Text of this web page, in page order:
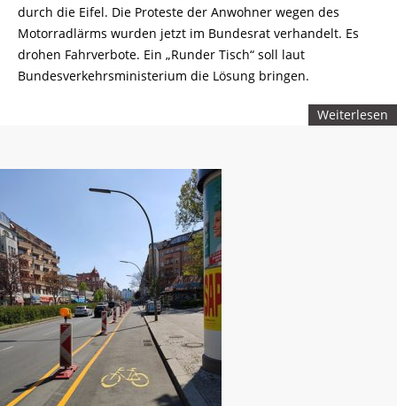
durch die Eifel. Die Proteste der Anwohner wegen des
Motorradlärms wurden jetzt im Bundesrat verhandelt. Es
drohen Fahrverbote. Ein „Runder Tisch“ soll laut
Bundesverkehrsministerium die Lösung bringen.
Weiterlesen